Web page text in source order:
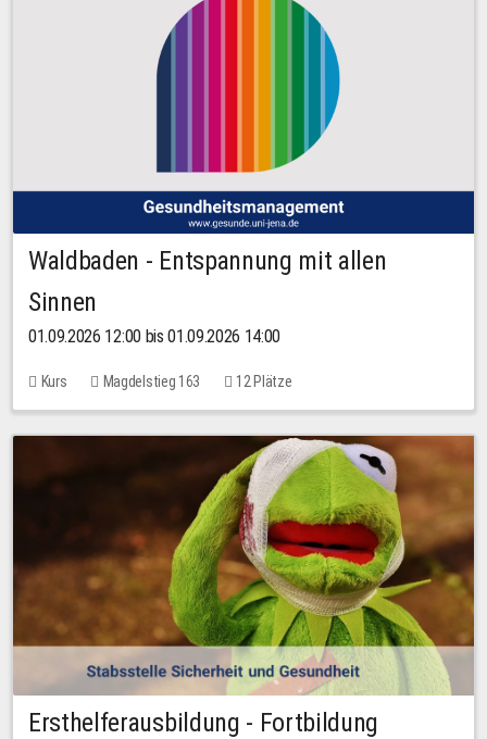
Waldbaden - Entspannung mit allen
Sinnen
01.09.2026 12:00 bis 01.09.2026 14:00
Kurs Magdelstieg 163 12 Plätze
Ersthelferausbildung - Fortbildung